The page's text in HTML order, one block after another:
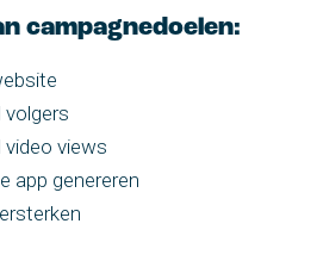
campagnedoelen:
volgers
video views
app genereren